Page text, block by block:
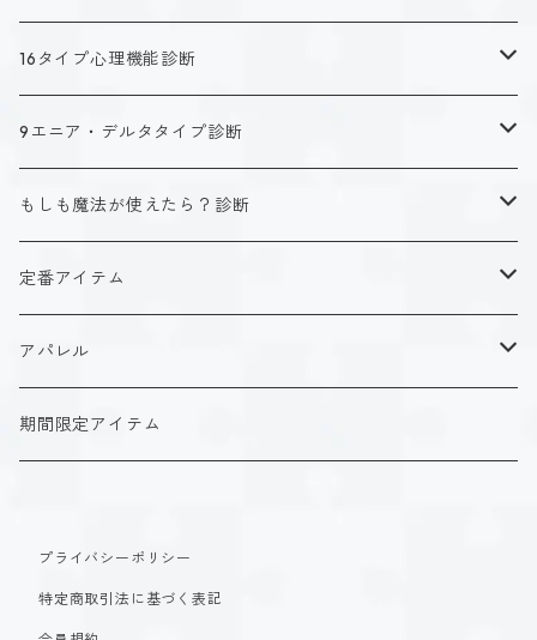
16タイプ心理機能診断
キャラクタータイプ
ISTJ（新田 理央）
ISFJ（花園 明日香）
INFP（夜月 夢乃）
定番アイテム
アクリルストラップ
アクリルスタンド
9エニア・デルタタイプ診断
キャラクタータイプ
タイプ１-正す人
タイプ２-助ける人
ホーリーデザイン
ダークデザイン
定番アイテム
アクリルスタンド
マグカップ
もしも魔法が使えたら？診断
魔法スタイル
生命魔法~Vitality~
自然魔法~Elemental~
創造魔法~Genesis~
αシリーズ
βシリーズ
アクリルストラップ
アクリルスタンド
定番アイテム
アクリルストラップ
アクリルスタンド
アパレル
Tシャツ
パーカー
期間限定アイテム
プライバシーポリシー
特定商取引法に基づく表記